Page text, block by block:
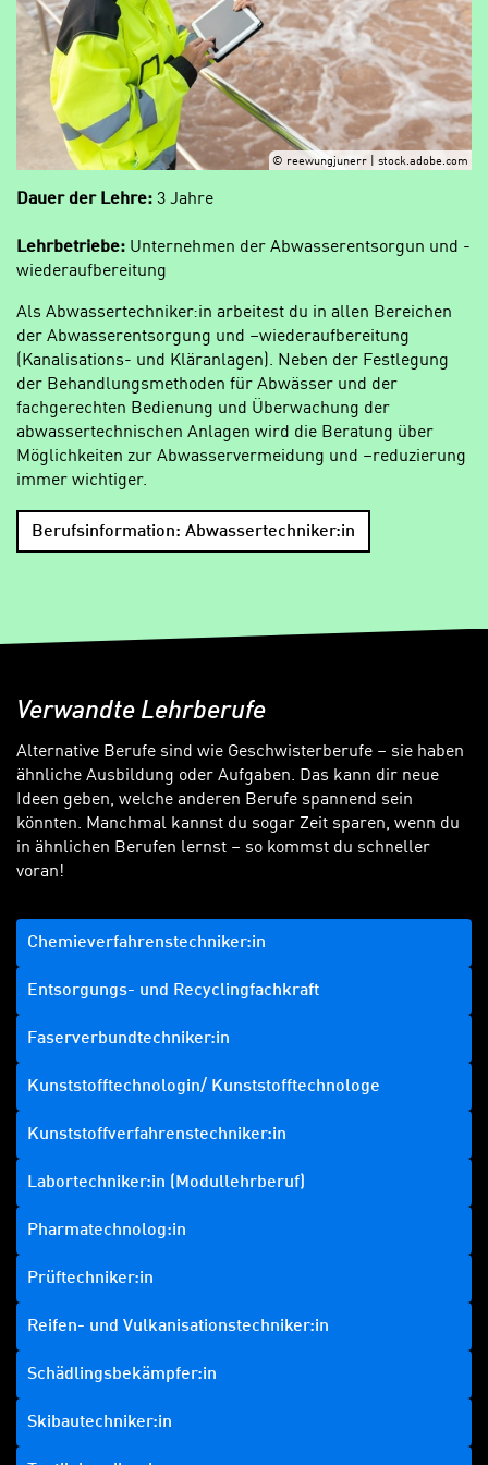
© reewungjunerr | stock.adobe.com
Dauer der Lehre: 3 Jahre
Lehrbetriebe: Unternehmen der Abwasserentsorgun und -
wiederaufbereitung
Als Abwassertechniker:in arbeitest du in allen Bereichen
der Abwasserentsorgung und –wiederaufbereitung
(Kanalisations- und Kläranlagen). Neben der Festlegung
der Behandlungsmethoden für Abwässer und der
fachgerechten Bedienung und Überwachung der
abwassertechnischen Anlagen wird die Beratung über
Möglichkeiten zur Abwasservermeidung und –reduzierung
immer wichtiger.
Berufsinformation: Abwassertechniker:in
Verwandte Lehrberufe
Alternative Berufe sind wie Geschwisterberufe – sie haben
ähnliche Ausbildung oder Aufgaben. Das kann dir neue
Ideen geben, welche anderen Berufe spannend sein
könnten. Manchmal kannst du sogar Zeit sparen, wenn du
in ähnlichen Berufen lernst – so kommst du schneller
voran!
Chemieverfahrenstechniker:in
Entsorgungs- und Recyclingfachkraft
Faserverbundtechniker:in
Kunststofftechnologin/ Kunststofftechnologe
Kunststoffverfahrenstechniker:in
Labortechniker:in (Modullehrberuf)
Pharmatechnolog:in
Prüftechniker:in
Reifen- und Vulkanisationstechniker:in
Schädlingsbekämpfer:in
Skibautechniker:in